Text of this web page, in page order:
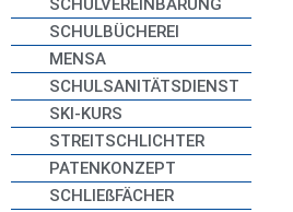
SCHULVEREINBARUNG
SCHULBÜCHEREI
MENSA
SCHULSANITÄTSDIENST
SKI-KURS
STREITSCHLICHTER
PATENKONZEPT
SCHLIEßFÄCHER